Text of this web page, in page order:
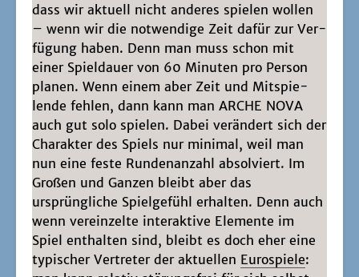
dass wir aktu­ell nicht ande­res spie­len wol­len
– wenn wir die not­wen­di­ge Zeit dafür zur Ver­
fü­gung haben. Denn man muss schon mit
einer Spiel­dau­er von 60 Minu­ten pro Per­son
pla­nen. Wenn einem aber Zeit und Mit­spie­
len­de feh­len, dann kann man ARCHE NOVA
auch gut solo spie­len. Dabei ver­än­dert sich der
Cha­rak­ter des Spiels nur mini­mal, weil man
nun eine fes­te Run­den­an­zahl absol­viert. Im
Gro­ßen und Gan­zen bleibt aber das
ursprüng­li­che Spiel­ge­fühl erhal­ten. Denn auch
wenn ver­ein­zel­te inter­ak­ti­ve Ele­men­te im
Spiel ent­hal­ten sind, bleibt es doch eher eine
typi­scher Ver­tre­ter der aktu­el­len Euro­spie­le: